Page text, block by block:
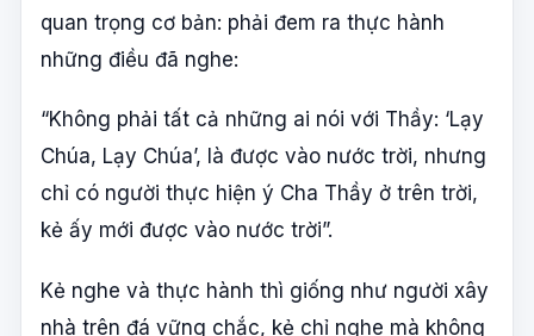
quan trọng cơ bản: phải đem ra thực hành
những điều đã nghe:
“Không phải tất cả những ai nói với Thầy: ‘Lạy
Chúa, Lạy Chúa’, là được vào nước trời, nhưng
chỉ có người thực hiện ý Cha Thầy ở trên trời,
kẻ ấy mới được vào nước trời”.
Kẻ nghe và thực hành thì giống như người xây
nhà trên đá vững chắc, kẻ chỉ nghe mà không